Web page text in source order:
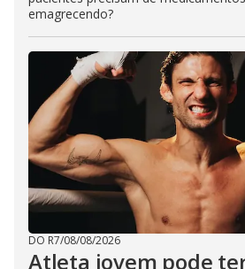
emagrecendo?
DO R7/08/08/2026
Atleta jovem pode